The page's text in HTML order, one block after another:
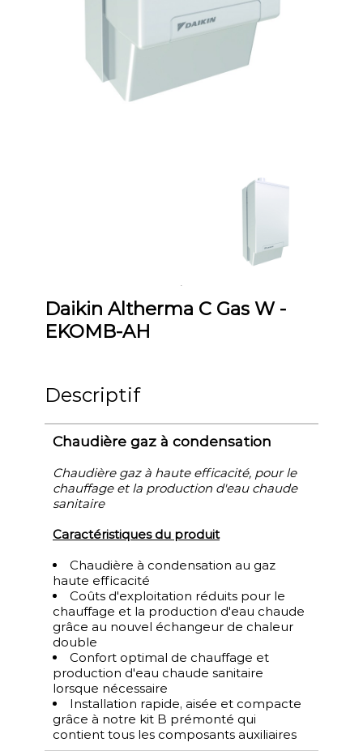
Daikin Altherma C Gas W -
EKOMB-AH
Descriptif
Chaudière gaz à condensation
Chaudière gaz à haute efficacité, pour le
chauffage et la production d'eau chaude
sanitaire
Caractéristiques du produit
Chaudière à condensation au gaz
haute efficacité
Coûts d'exploitation réduits pour le
chauffage et la production d'eau chaude
grâce au nouvel échangeur de chaleur
double
Confort optimal de chauffage et
production d'eau chaude sanitaire
lorsque nécessaire
Installation rapide, aisée et compacte
grâce à notre kit B prémonté qui
contient tous les composants auxiliaires